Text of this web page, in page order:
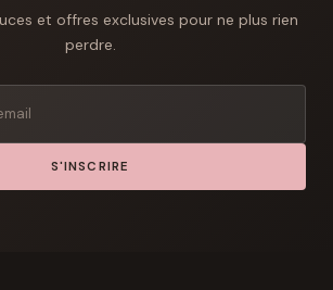
et offres exclusives pour ne plus rien
perdre.
S'INSCRIRE